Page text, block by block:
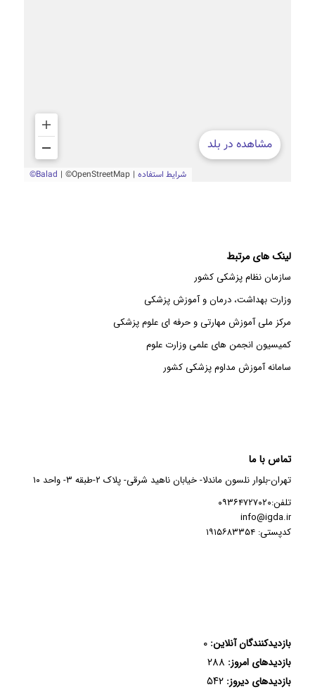
لینک های مرتبط
سازمان نظام پزشکی کشور
وزارت بهداشت، درمان و آموزش پزشکی
مرکز ملی آموزش مهارتی و حرفه ای علوم پزشکی
کمیسیون انجمن های علمی وزارت علوم
سامانه آموزش مداوم پزشکی کشور
تماس با ما
تهران-بلوار نلسون ماندلا- خیابان ناهید شرقی- پلاک ۲-طبقه ۳- واحد ۱۰
تلفن:۰۹۳۶۴۷۲۷۰۲۰
info@igda.ir
کدپستی: ۱۹۱۵۶۸۳۳۵۴
بازدیدکنندگان آنلاین: ۰
بازدیدهای امروز: ۲۸۸
بازدیدهای دیروز: ۵۴۲